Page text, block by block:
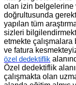
olan izin belgelerine
doğrultusunda
yapılan tüm
sizleri
etmekte
ve fatura
özel dedektiflik
Özel dedektiflik
çalışmakta olan